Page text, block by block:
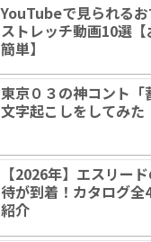
YouTubeで見られる
ストレッチ動画10選【
簡単】
東京０３の神コント「
文字起こしをしてみた
【2026年】エスリー
待が到着！カタログ全
紹介